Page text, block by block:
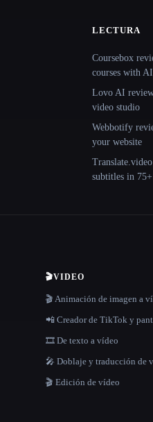
LECTURA
Coursebox
courses with AI
Lovo AI
video studio
Webbotify
your website
subtitles in 75+
🎬VIDEO
🎬 Animación de imagen a
📲 Creador de TikTok y
🎞️ De texto a vídeo
🎤 Doblaje y traducción de
🎬 Edición de vídeo